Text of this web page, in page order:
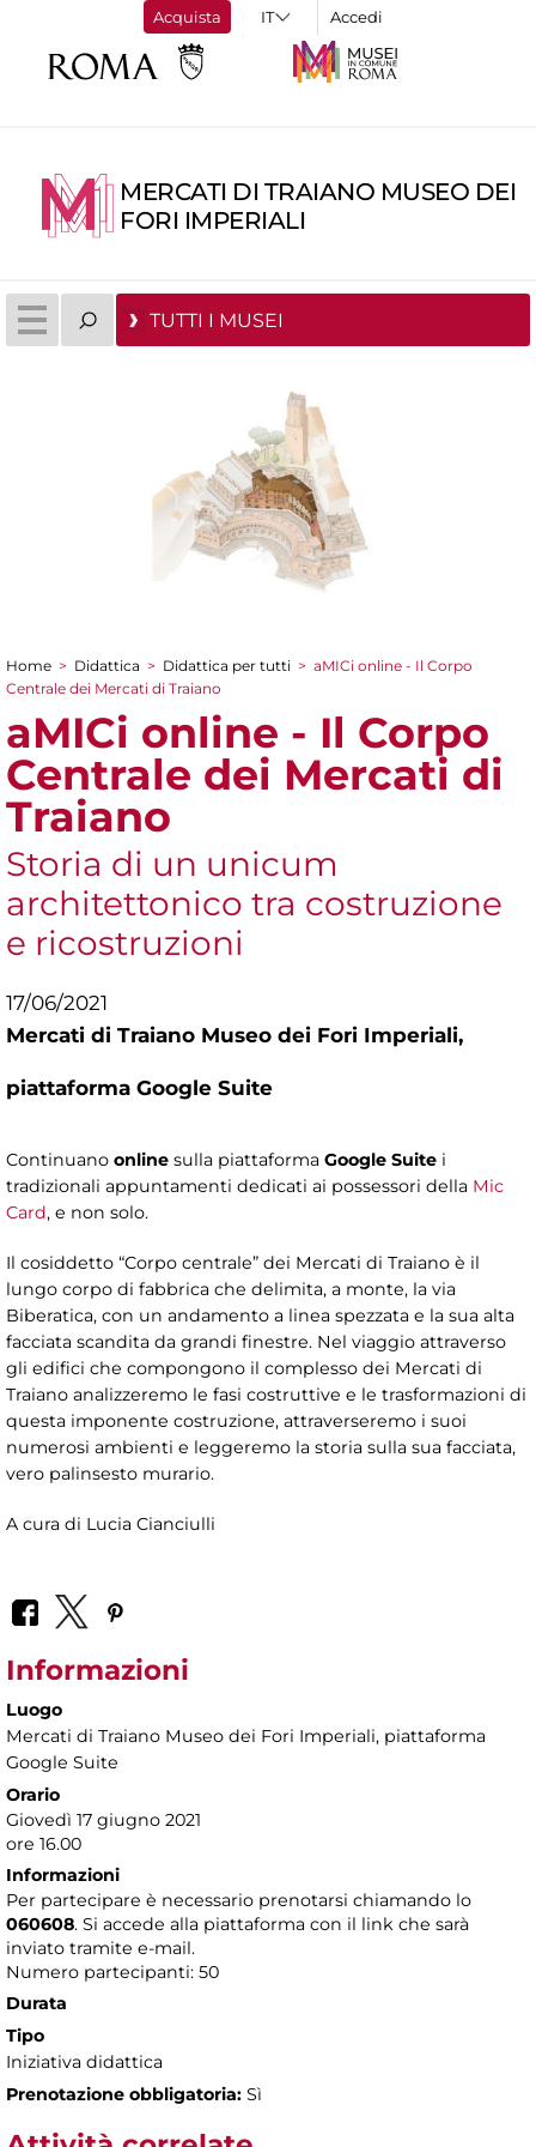
Acquista Accedi
MERCATI DI TRAIANO MUSEO DEI
FORI IMPERIALI
TUTTI I MUSEI
Tu sei qui
Home > Didattica > Didattica per tutti > aMICi online - Il Corpo
Centrale dei Mercati di Traiano
aMICi online - Il Corpo
Centrale dei Mercati di
Traiano
Storia di un unicum
architettonico tra costruzione
e ricostruzioni
17/06/2021
Mercati di Traiano Museo dei Fori Imperiali,
piattaforma Google Suite
Continuano online sulla piattaforma Google Suite i
tradizionali appuntamenti dedicati ai possessori della Mic
Card, e non solo.
Il cosiddetto “Corpo centrale” dei Mercati di Traiano è il
lungo corpo di fabbrica che delimita, a monte, la via
Biberatica, con un andamento a linea spezzata e la sua alta
facciata scandita da grandi finestre. Nel viaggio attraverso
gli edifici che compongono il complesso dei Mercati di
Traiano analizzeremo le fasi costruttive e le trasformazioni di
questa imponente costruzione, attraverseremo i suoi
numerosi ambienti e leggeremo la storia sulla sua facciata,
vero palinsesto murario.
A cura di Lucia Cianciulli
Informazioni
Luogo
Mercati di Traiano Museo dei Fori Imperiali, piattaforma
Google Suite
Orario
Giovedì 17 giugno 2021
ore 16.00
Informazioni
Per partecipare è necessario prenotarsi chiamando lo
060608. Si accede alla piattaforma con il link che sarà
inviato tramite e-mail.
Numero partecipanti: 50
Durata
Tipo
Iniziativa didattica
Prenotazione obbligatoria: Sì